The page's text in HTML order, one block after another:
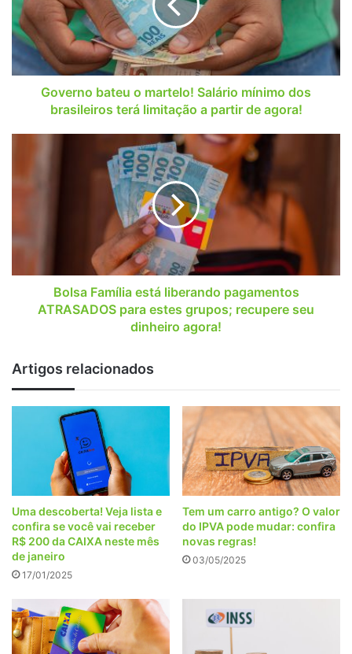
Salário
mínimo
dos
brasileiros
terá
limitaçãoGoverno bateu o martelo! Salário mínimo dos
brasileiros terá limitação a partir de agora!
está
para
grupos;
recupereBolsa Família está liberando pagamentos
ATRASADOS para estes grupos; recupere seu
dinheiro agora!
Artigos relacionados
Uma descoberta! Veja lista e
confira se você vai receber
R$ 200 da CAIXA neste mês
de janeiro
17/01/2025
Tem um carro antigo? O valor
do IPVA pode mudar: confira
novas regras!
03/05/2025